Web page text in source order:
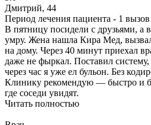
Дмитрий, 44
Период лечения пациента - 1 вызов
В пятницу посидели с друзьями, а
умру. Жена нашла Кира Мед,
на дому. Через 40 минут приехал
даже не фыркал. Поставил
через час я уже ел бульон. Без
Клинику рекомендую — быстро и
где соседи увидят.
Читать полностью